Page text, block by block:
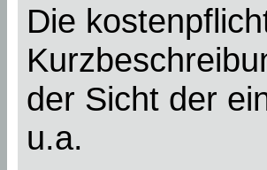
Die
der Sicht der
u.a.